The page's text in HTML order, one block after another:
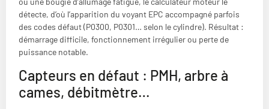
détecte, d’où l’apparition du voyant EPC accompagné parfois
des codes défaut (P0300, P0301… selon le cylindre). Résultat :
démarrage difficile, fonctionnement irrégulier ou perte de
puissance notable.
Capteurs en défaut : PMH, arbre à
cames, débitmètre…